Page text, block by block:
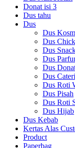
Donat isi 3
Dus tahu
Dus
Dus
Dus
Dus
Dus
Dus
Dus
Dus Roti
Dus Pisah
Dus Roti
Dus Hijab
Dus Kebab
Kertas Alas
Product
Paperbag